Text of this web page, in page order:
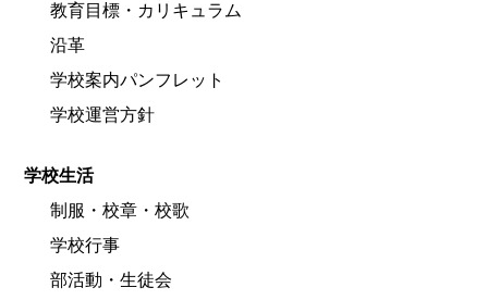
教育目標・カリキュラム
沿革
学校案内パンフレット
学校運営方針
学校生活
制服・校章・校歌
学校行事
部活動・生徒会